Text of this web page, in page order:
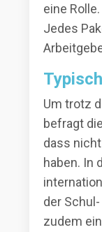
eine
Jedes
Um trotz
befragt
dass
haben. In
der
zudem